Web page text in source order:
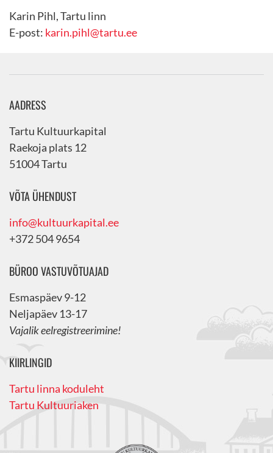
Karin Pihl, Tartu linn
E-post: karin.pihl@tartu.ee
AADRESS
Tartu Kultuurkapital
Raekoja plats 12
51004 Tartu
VÕTA ÜHENDUST
info@kultuurkapital.ee
+372 504 9654
BÜROO VASTUVÕTUAJAD
Esmaspäev 9-12
Neljapäev 13-17
Vajalik eelregistreerimine!
KIIRLINGID
Tartu linna koduleht
Tartu Kultuuriaken